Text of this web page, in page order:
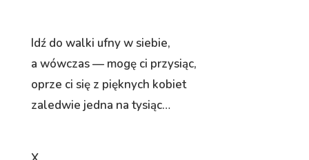
Idź do walki ufny w siebie,
a wówczas — mogę ci przysiąc,
oprze ci się z pięknych kobiet
zaledwie jedna na tysiąc…